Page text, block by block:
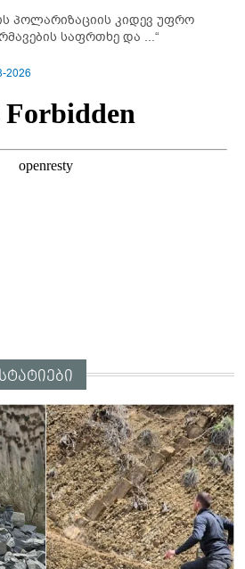
პოლარიზაციის კიდევ უფრო
საფრთხე და ...“
2026